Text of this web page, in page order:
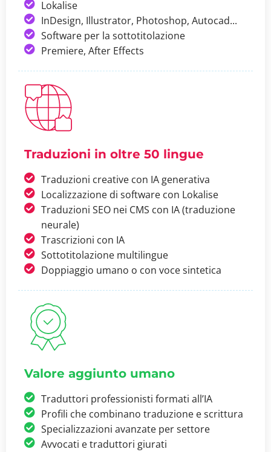
Lokalise
InDesign, Illustrator, Photoshop, Autocad...
Software per la sottotitolazione
Premiere, After Effects
Traduzioni in oltre 50 lingue
Traduzioni creative con IA generativa
Localizzazione di software con Lokalise
Traduzioni SEO nei CMS con IA (traduzione
neurale)
Trascrizioni con IA
Sottotitolazione multilingue
Doppiaggio umano o con voce sintetica
Valore aggiunto umano
Traduttori professionisti formati all’IA
Profili che combinano traduzione e scrittura
Specializzazioni avanzate per settore
Avvocati e traduttori giurati